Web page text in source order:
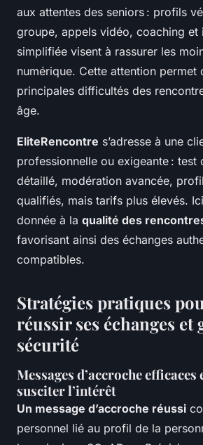
aux attentes des seniors : profils
groupe, appels vidéo, coaching et
simplifiée visent à rassurer les
numérique. Cette attention permet
principales difficultés des
âge.
EliteRencontre s’adresse à une
professionnelle ou exigeante : test
détaillé, modération avancée,
qualifiés, mais tarifs plus élevés.
donnée à la qualité des
favorisant ainsi des échanges
compatibles.
Stratégies pratiques
réussir ses échanges et
sécurité
Messages d’accroche
susciter l’intérêt
Un message d’accroche réussi
personnel lié au profil de la